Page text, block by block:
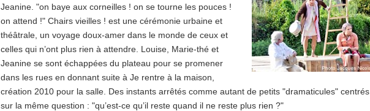
Jeanine. "on baye aux corneilles ! on se tourne les pouces !
on attend !" Chairs vieilles ! est une cérémonie urbaine et
théâtrale, un voyage doux-amer dans le monde de ceux et
celles qui n’ont plus rien à attendre. Louise, Marie-thé et
Jeanine se sont échappées du plateau pour se promener
dans les rues en donnant suite à Je rentre à la maison,
création 2010 pour la salle. Des instants arrêtés comme autant de petits "dramaticules" centrés
sur la même question : "qu’est-ce qu’il reste quand il ne reste plus rien ?"